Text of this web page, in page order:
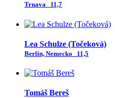
Trnava 11,7
Lea Schulze (Točeková)
Berlin, Nemecko 11,5
Tomáš Bereš